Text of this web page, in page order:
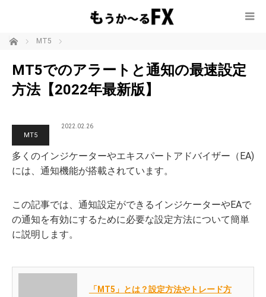
ホーム MT5
MT5でのアラートと通知の最速設定
方法【2022年最新版】
MT5
2022.02.26
多くのインジケーターやエキスパートアドバイザー（EA)
には、通知機能が搭載されています。
この記事では、通知設定ができるインジケーターやEAで
の通知を有効にするために必要な設定方法について簡単
に説明します。
「MT5」とは？設定方法やトレード方